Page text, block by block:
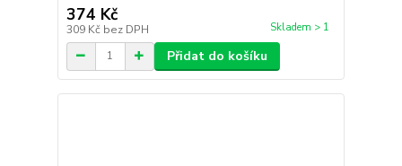
374 Kč
309 Kč bez DPH Skladem > 1
Přidat do košíku